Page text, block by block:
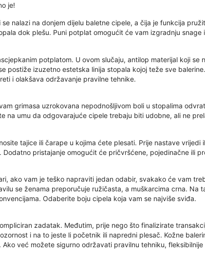
je!
nalazi na donjem dijelu baletne cipele, a čija je funkcija
dok plešu. Puni potplat omogućit će vam izgradnju
potplatom. U ovom slučaju, antilop materijal koji
postiže izuzetno estetska linija stopala kojoj teže sve
i olakšava održavanje pravilne tehnike.
grimasa uzrokovana nepodnošljivom boli u stopalima
na umu da odgovarajuće cipele trebaju biti udobne, ali ne
tajice ili čarape u kojima ćete plesati. Prije nastave
pristajanje omogućit će pričvršćene, pojedinačne ili
ako vam je teško napraviti jedan odabir, svakako će vam
se ženama preporučuje ružičasta, a muškarcima crna.
Odaberite boju cipela koja vam se najviše sviđa.
zadatak. Međutim, prije nego što finalizirate
i na to jeste li početnik ili napredni plesač. Kožne
već možete sigurno održavati pravilnu tehniku,